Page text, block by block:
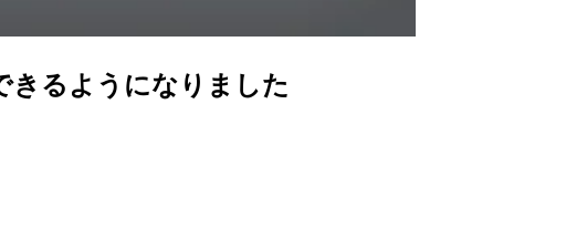
るようになりました